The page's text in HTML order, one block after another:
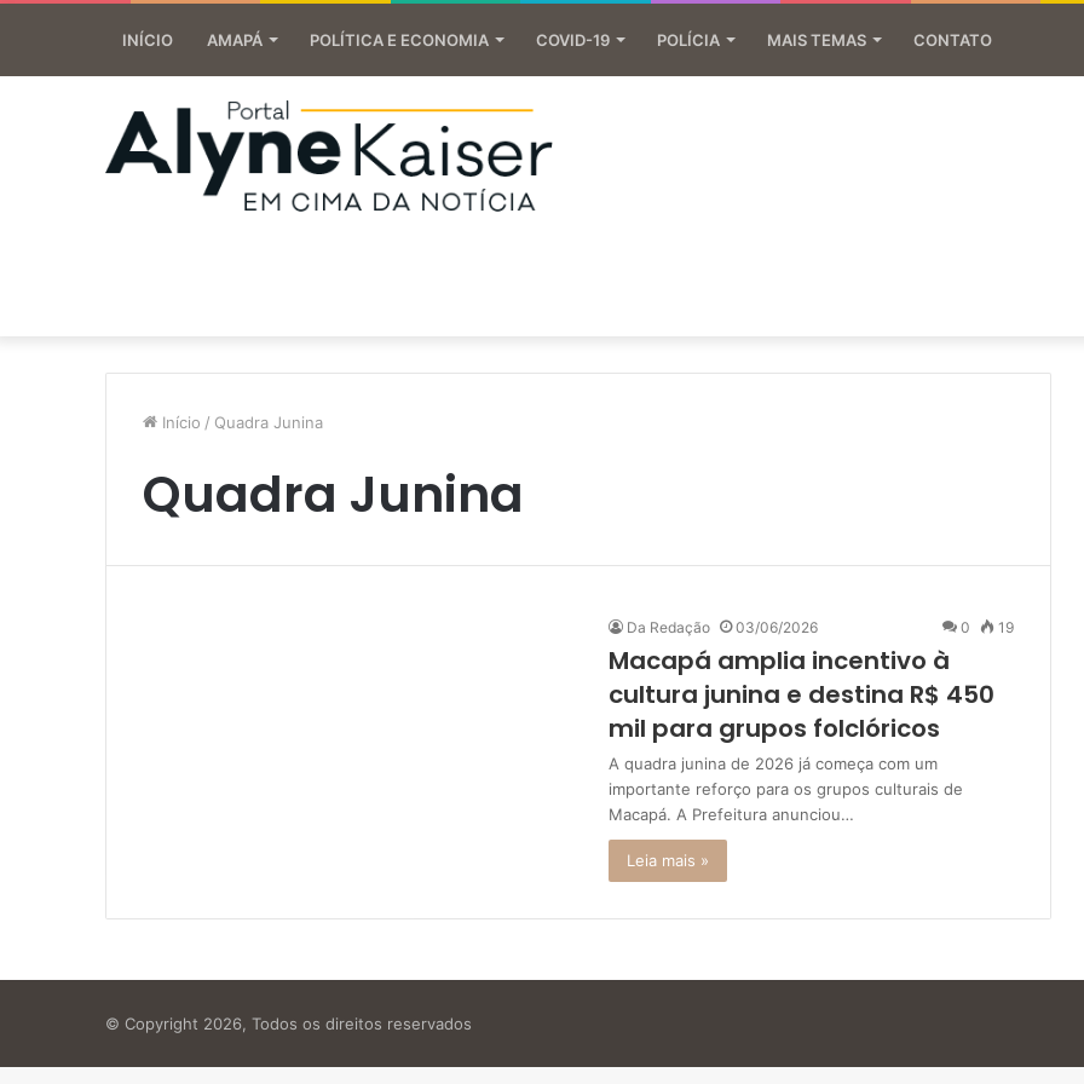
INÍCIO AMAPÁ POLÍTICA E ECONOMIA COVID-19 POLÍCIA MAIS TEMAS CONTATO
Início / Quadra Junina
Quadra Junina
Da Redação 03/06/2026 0 19
Macapá amplia incentivo à
cultura junina e destina R$ 450
mil para grupos folclóricos
A quadra junina de 2026 já começa com um
importante reforço para os grupos culturais de
Macapá. A Prefeitura anunciou…
Leia mais »
© Copyright 2026, Todos os direitos reservados